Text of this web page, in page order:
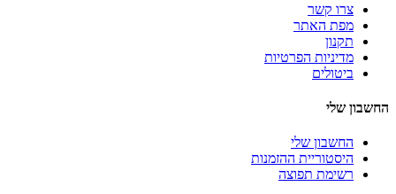
צרו קשר
מפת האתר
תקנון
מדיניות הפרטיות
ביטולים
החשבון שלי
החשבון שלי
היסטוריית ההזמנות
רשימת תפוצה